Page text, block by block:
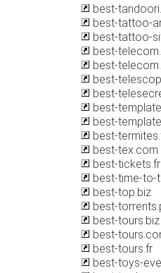
best-
best-tattoo-
best-tattoo-
best-
best-
best-
best-
best-
best-
best-
best-tex.com
best-tickets.fr
best-time-to-
best-top.biz
best-
best-tours.biz
best-
best-tours.fr
best-toys-